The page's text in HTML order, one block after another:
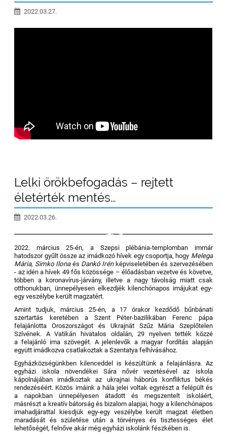
2022.03.27.
Lelki örökbefogadás – rejtett
életérték mentés…
2022.03.26.
1
2022. március 25-én, a Szepsi plébánia-templomban immár
hatodszor gyűlt össze az imádkozó hívek egy csoportja, hogy Melega
Mária, Simko Ilona és Dankó Irénképviseletében és szervezésében
- az idén a hívek 49 fős közössége – élőadásban vezetve és követve,
többen a koronavírus-járvány, illetve a nagy távolság miatt csak
otthonukban, ünnepélyesen elkezdjék kilenchónapos imájukat egy-
egy veszélybe került magzatért.
Amint tudjuk, március 25-én, a 17 órakor kezdődő bűnbánati
szertartás keretében a Szent Péter-bazilikában Ferenc pápa
felajánlotta Oroszországot és Ukrajnát Szűz Mária Szeplőtelen
Szívének. A Vatikán hivatalos oldalán, 29 nyelven tették közzé
a felajánló ima szövegét. A jelenlevők a magyar fordítás alapján
együtt imádkozva csatlakoztak a Szentatya felhívásához.
Egyházközségünkben kilenceddel is készültünk a felajánlásra. Az
egyházi iskola növendékei Sára nővér vezetésével az iskola
kápolnájában imádkoztak az ukrajnai háborús konfliktus békés
rendezéséért. Közös imáink a hála jelei voltak egyrészt a felépült és
a napokban ünnepélyesen átadott és megszentelt iskoláért,
másrészt a kreatív bátorság és bizalom alapjai, hogy a kilenchónapos
imahadjárattal kiesdjük egy-egy veszélybe került magzat életben
maradását és születése után a törvényes és tisztességes élet
lehetőségét, felnőve akár még egyházi iskolánk fészkében is.